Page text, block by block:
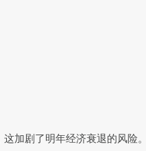
加剧了明年经济衰退的风险。